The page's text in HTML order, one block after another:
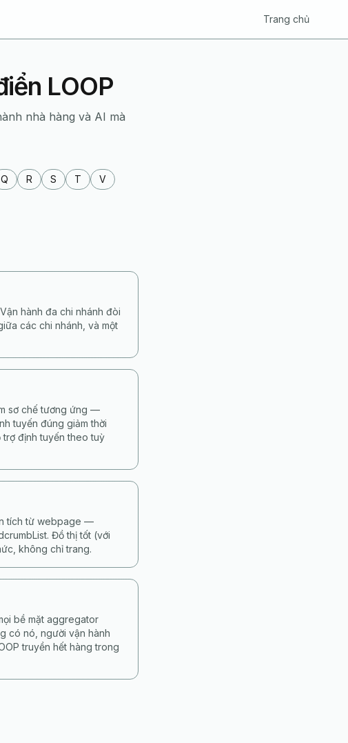
Trang chủ
LOOP
nhà hàng và AI mà
Q R S T
V
hành đa chi nhánh đòi
các chi nhánh, và một
sơ chế tương ứng —
tuyến đúng giảm thời
trợ định tuyến theo tuỳ
tích từ webpage —
Đồ thị tốt (với
không chỉ trang.
bề mặt aggregator
có nó, người vận hành
truyền hết hàng trong